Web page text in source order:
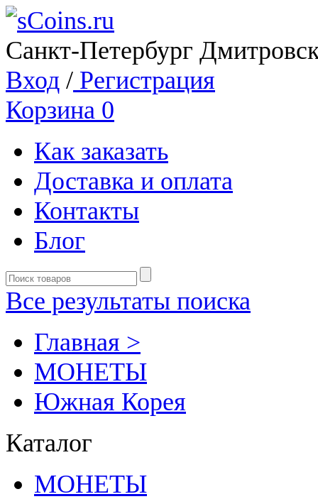
Санкт-Петербург
Вход / Регистрация
Корзина 0
Как заказать
Доставка и оплата
Контакты
Блог
Все результаты поиска
Главная >
MОНЕТЫ
Южная Корея
Каталог
MОНЕТЫ